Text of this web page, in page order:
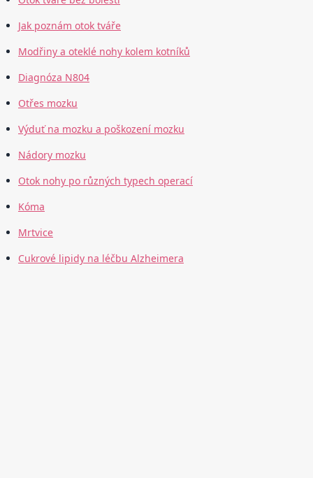
Jak poznám otok tváře
Modřiny a oteklé nohy kolem kotníků
Diagnóza N804
Otřes mozku
Výduť na mozku a poškození mozku
Nádory mozku
Otok nohy po různých typech operací
Kóma
Mrtvice
Cukrové lipidy na léčbu Alzheimera